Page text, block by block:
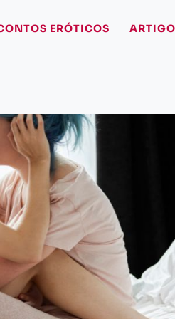
ERÓTICOS